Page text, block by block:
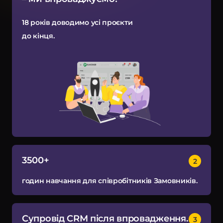
18 років доводимо усі проєкти
до кінця.
3500+
годин навчання для співробітників Замовників.
Супровід CRM після впровадження.